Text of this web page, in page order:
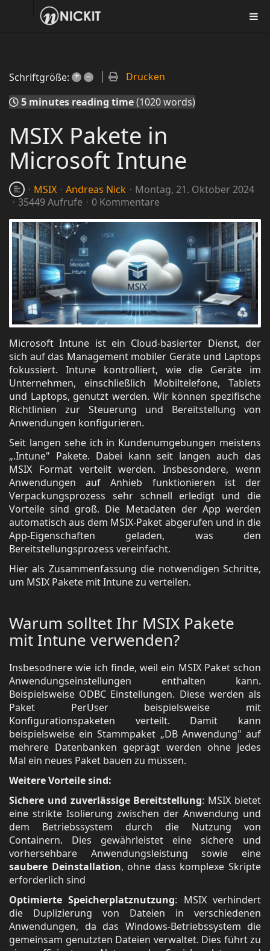
Schriftgröße: + –
Drucken
5 minutes reading time(1020 words)
MSIX Pakete in
Microsoft Intune
MSIX Andreas Nick
Montag, 21. Oktober 2024
35449 Aufrufe
0 Kommentare
Microsoft Intune ist ein Cloud-basierter Dienst, der
sich auf das Management mobiler Geräte und Laptops
fokussiert. Intune kontrolliert, wie die Geräte im
Unternehmen, einschließlich Mobiltelefone, Tablets
und Laptops, genutzt werden. Wir können spezifische
Richtlinien zur Steuerung und Bereitstellung von
Anwendungen konfigurieren.
Seit langen sehe ich in Kundenumgebungen meistens
„.Intune" Pakete. Dabei kann seit langen auch das
MSIX Format verteilt werden. Insbesondere, wenn
Anwendungen auf Anhieb funktionieren ist der
Verpackungsprozess sehr schnell erledigt und die
Vorteile sind groß. Die Metadaten der App werden
automatisch aus dem MSIX-Paket abgerufen und in die
App-Eigenschaften geladen, was den
Bereitstellungsprozess vereinfacht.
Hier als Zusammenfassung die notwendigen Schritte,
um MSIX Pakete mit Intune zu verteilen.
Warum solltet Ihr MSIX Pakete
mit Intune verwenden?
Insbesodnere wie ich finde, weil ein MSIX Paket schon
Anwendungseinstellungen enthalten kann.
Beispielsweise ODBC Einstellungen. Diese werden als
Paket PerUser beispielsweise mit
Konfigurationspaketen verteilt. Damit kann
beispielsweise ein Stammpaket „DB Anwendung" auf
mehrere Datenbanken geprägt werden ohne jedes
Mal ein neues Paket bauen zu müssen.
Weitere Vorteile sind:
Sichere und zuverlässige Bereitstellung: MSIX bietet
eine strikte Isolierung zwischen der Anwendung und
dem Betriebssystem durch die Nutzung von
Containern. Dies gewährleistet eine sichere und
vorhersehbare Anwendungsleistung sowie eine
saubere Deinstallation, ohne dass komplexe Skripte
erforderlich sind
Optimierte Speicherplatznutzung: MSIX verhindert
die Duplizierung von Dateien in verschiedenen
Anwendungen, da das Windows-Betriebssystem die
gemeinsam genutzten Dateien verwaltet. Dies führt zu